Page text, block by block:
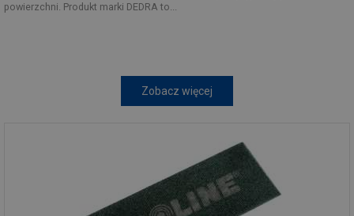
powierzchni. Produkt marki DEDRA to...
Zobacz więcej